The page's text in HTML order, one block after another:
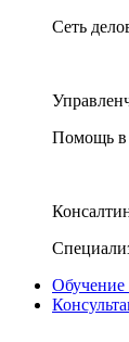
Сеть
Помощь в
Обучение